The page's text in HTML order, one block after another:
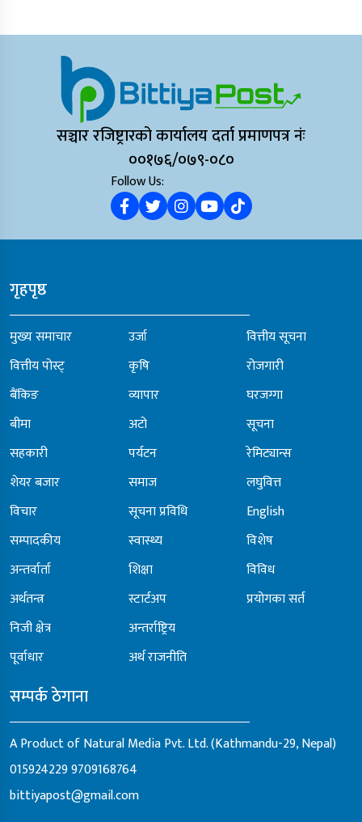
सञ्चार रजिष्ट्रारको कार्यालय दर्ता प्रमाणपत्र नंः
००१७६/०७९-०८०
Follow Us:
गृहपृष्ठ
मुख्य समाचार
वित्तीय पोस्ट्
बैंकिङ
बीमा
सहकारी
शेयर बजार
विचार
सम्पादकीय
अन्तर्वार्ता
अर्थतन्त्र
निजी क्षेत्र
पूर्वाधार
उर्जा
कृषि
व्यापार
अटो
पर्यटन
समाज
सूचना प्रविधि
स्वास्थ्य
शिक्षा
स्टार्टअप
अन्तर्राष्ट्रिय
अर्थ राजनीति
वित्तीय सूचना
रोजगारी
घरजग्गा
सूचना
रेमिट्यान्स
लघुवित्त
English
विशेष
विविध
प्रयोगका सर्त
सम्पर्क ठेगाना
A Product of Natural Media Pvt. Ltd. (Kathmandu-29, Nepal)
0159242299709168764
bittiyapost@gmail.com